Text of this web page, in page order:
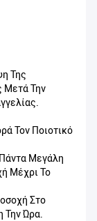
Της
Μετά Την
Τον Ποιοτικό
Μεγάλη
Μέχρι Το
Στο
Την Ώρα.